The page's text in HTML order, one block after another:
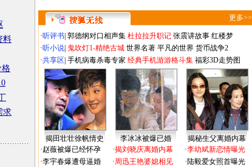
料
格
求
更多>>
·听评书 郭德纲对口相声集 杜拉拉升职记 张震讲故事 红楼梦
·听小说 鬼吹灯1-精绝古城 世界名著 平凡的世界 货币战争2
·共享区 手机病毒杀毒专家 经典手机游游格斗集 福彩3D走势图
揭田壮壮徐帆情史 李冰冰被爆已婚
揭秘生父离婚内幕
·赵薇被爆已经怀孕
·李宇春爆遭母逼婚
·揭刘晓庆离婚内幕
·周迅王艳婆媳相见
·李幼斌新恋情曝光
·陆毅爱女照首曝光